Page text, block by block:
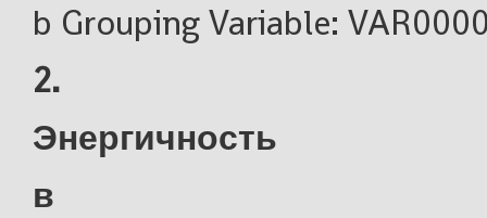
b Grouping Variable:
2.
Энергичность
в